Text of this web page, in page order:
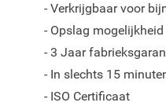
- Verkrijgbaar voor
- Opslag mogelijkheid
- 3 Jaar
- In slechts 15
- ISO Certificaat